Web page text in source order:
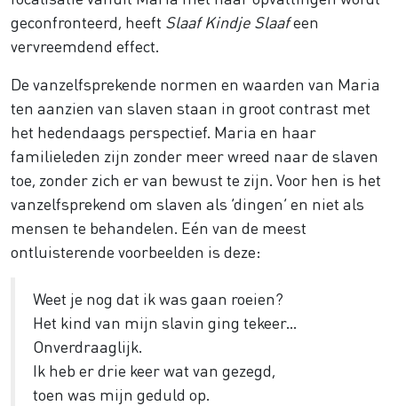
geconfronteerd, heeft Slaaf Kindje Slaafeen
vervreemdend effect.
De vanzelfsprekende normen en waarden van Maria
ten aanzien van slaven staan in groot contrast met
het hedendaags perspectief. Maria en haar
familieleden zijn zonder meer wreed naar de slaven
toe, zonder zich er van bewust te zijn. Voor hen is het
vanzelfsprekend om slaven als ‘dingen’ en niet als
mensen te behandelen. Eén van de meest
ontluisterende voorbeelden is deze:
Weet je nog dat ik was gaan roeien?
Het kind van mijn slavin ging tekeer…
Onverdraaglijk.
Ik heb er drie keer wat van gezegd,
toen was mijn geduld op.